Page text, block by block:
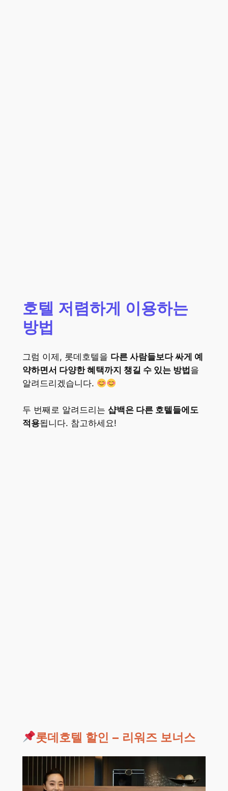
호텔 저렴하게 이용하는
방법
그럼 이제, 롯데호텔을 다른 사람들보다 싸게 예
약하면서 다양한 혜택까지 챙길 수 있는 방법 을
알려드리겠습니다.
두 번째로 알려드리는 샵백은 다른 호텔들에도
적용됩니다. 참고하세요!
롯데호텔 할인 – 리워즈 보너스